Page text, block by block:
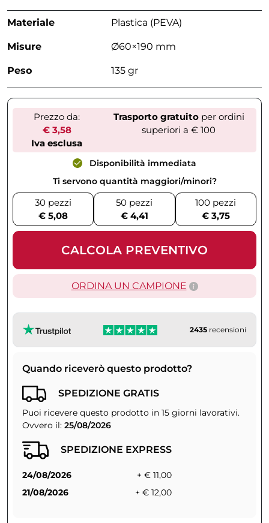
Materiale Plastica (PEVA)
Misure Ø60×190 mm
Peso 135 gr
Prezzo da:
€ 3,58
Iva esclusa
Trasporto gratuitoper ordini
superiori a € 100
Disponibilità immediata
Ti servono quantità maggiori/minori?
30 pezzi
€ 5,08
50 pezzi
€ 4,41
100 pezzi
€ 3,75
CALCOLA PREVENTIVO
ORDINA UN CAMPIONE
2435 recensioni
Quando riceverò questo prodotto?
SPEDIZIONE GRATIS
Puoi ricevere questo prodotto in 15 giorni lavorativi.
Ovvero il: 25/08/2026
SPEDIZIONE EXPRESS
24/08/2026
+ € 11,00
21/08/2026
+ € 12,00